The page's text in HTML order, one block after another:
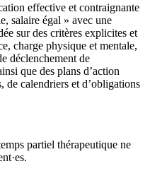
effective et contraignante
salaire égal » avec une
sur des critères explicites et
charge physique et mentale,
déclenchement de
que des plans d’action
de calendriers et d’obligations
partiel thérapeutique ne